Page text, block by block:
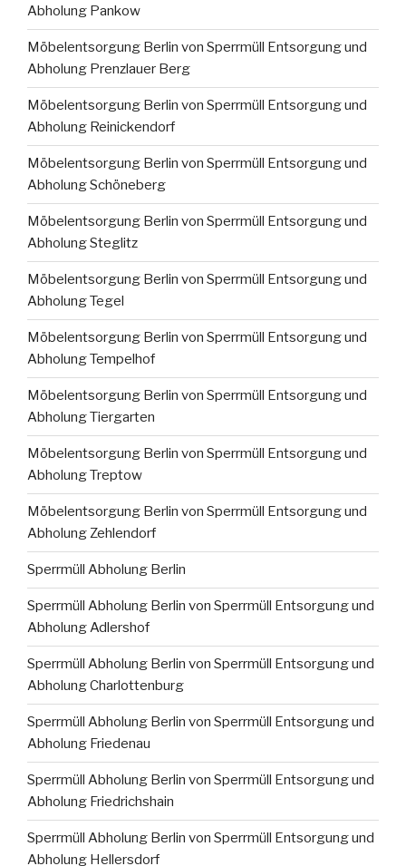
Abholung Pankow
Möbelentsorgung Berlin von Sperrmüll Entsorgung und
Abholung Prenzlauer Berg
Möbelentsorgung Berlin von Sperrmüll Entsorgung und
Abholung Reinickendorf
Möbelentsorgung Berlin von Sperrmüll Entsorgung und
Abholung Schöneberg
Möbelentsorgung Berlin von Sperrmüll Entsorgung und
Abholung Steglitz
Möbelentsorgung Berlin von Sperrmüll Entsorgung und
Abholung Tegel
Möbelentsorgung Berlin von Sperrmüll Entsorgung und
Abholung Tempelhof
Möbelentsorgung Berlin von Sperrmüll Entsorgung und
Abholung Tiergarten
Möbelentsorgung Berlin von Sperrmüll Entsorgung und
Abholung Treptow
Möbelentsorgung Berlin von Sperrmüll Entsorgung und
Abholung Zehlendorf
Sperrmüll Abholung Berlin
Sperrmüll Abholung Berlin von Sperrmüll Entsorgung und
Abholung Adlershof
Sperrmüll Abholung Berlin von Sperrmüll Entsorgung und
Abholung Charlottenburg
Sperrmüll Abholung Berlin von Sperrmüll Entsorgung und
Abholung Friedenau
Sperrmüll Abholung Berlin von Sperrmüll Entsorgung und
Abholung Friedrichshain
Sperrmüll Abholung Berlin von Sperrmüll Entsorgung und
Abholung Hellersdorf